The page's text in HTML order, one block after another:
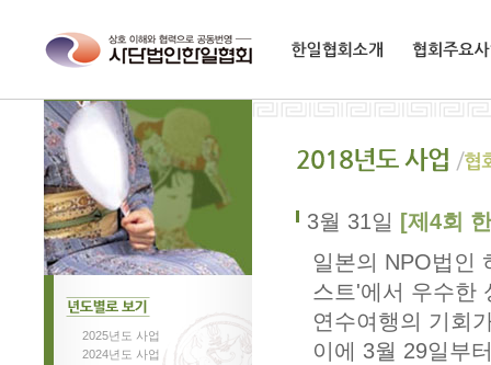
년도별로보기
2025년도 사업
2024년도 사업
3월 31일 [제4회
일본의 NPO법인
스트'에서 우수한
연수여행의 기회
이에 3월 29일부